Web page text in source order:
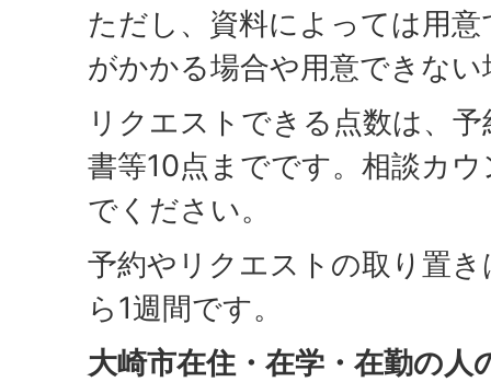
ただし、資料によっては用
がかかる場合や用意できな
リクエストできる点数は、
書等10点までです。相談カ
でください。
予約やリクエストの取り置
ら1週間です。
大崎市在住・在学・在勤の人